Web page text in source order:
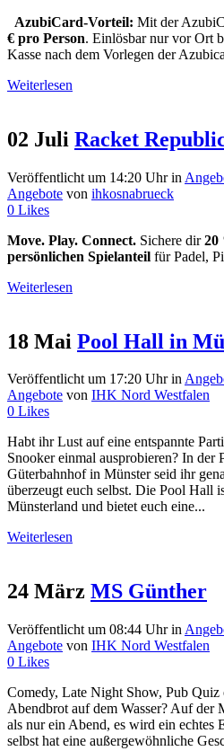
AzubiCard-Vorteil: Mit der
€ pro Person. Einlösbar nur vor Ort
Kasse nach dem Vorlegen der
Weiterlesen
02 Juli Racket
Veröffentlicht um 14:20 Uhrin
Angebote von ihkosnabrueck
0 Likes
Move. Play. Connect. Sichere dir20
persönlichen Spielanteil für Padel,
Weiterlesen
18 Mai Pool Hall in
Veröffentlicht um 17:20 Uhrin
Angebote von IHK Nord Westfalen
0 Likes
Habt ihr Lust auf eine entspannte
Snooker einmal ausprobieren? In der
Güterbahnhof in Münster seid ihr
überzeugt euch selbst. Die Pool Hall
Münsterland und bietet euch eine...
Weiterlesen
24 März MS Günther
Veröffentlicht um 08:44 Uhrin
Angebote von IHK Nord Westfalen
0 Likes
Comedy, Late Night Show, Pub Quiz
Abendbrot auf dem Wasser? Auf der
als nur ein Abend, es wird ein echtes
selbst hat eine außergewöhnliche